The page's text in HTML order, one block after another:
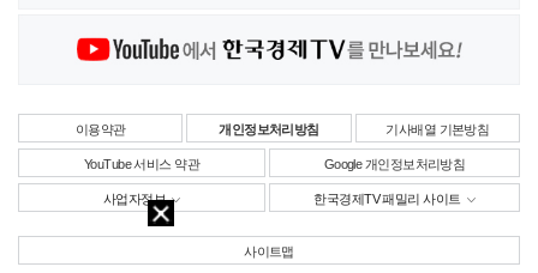
이용약관 개인정보처리방침 기사배열 기본방침
YouTube 서비스 약관 Google 개인정보처리방침
사업자정보 한국경제TV 패밀리 사이트
사이트맵